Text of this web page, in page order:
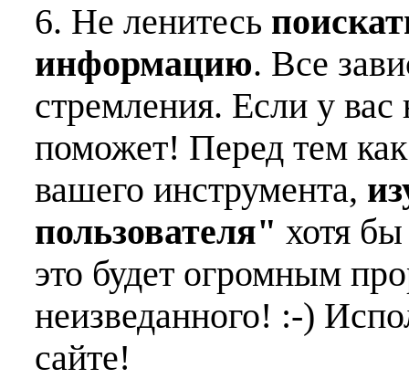
6. Не ленитесь
информацию. Все
стремления. Если у
поможет! Перед тем
вашего инструмента,
пользователя" хотя
это будет огромным
неизведанного! :-)
сайте!